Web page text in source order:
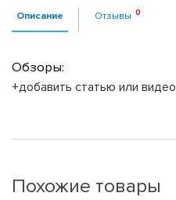
Описание Отзывы
Обзоры:
+добавить статью или видео
Похожие товары